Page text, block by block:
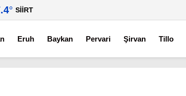
° SIIRT
Eruh Baykan Pervari Şirvan Tillo